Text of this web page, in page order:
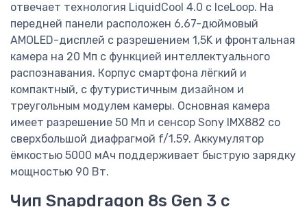
отвечает технология LiquidCool 4.0 с IceLoop. На
передней панели расположен 6,67-дюймовый
AMOLED-дисплей с разрешением 1,5K и фронтальная
камера на 20 Мп с функцией интеллектуального
распознавания. Корпус смартфона лёгкий и
компактный, с футуристичным дизайном и
треугольным модулем камеры. Основная камера
имеет разрешение 50 Мп и сенсор Sony IMX882 со
сверхбольшой диафрагмой f/1.59. Аккумулятор
ёмкостью 5000 мАч поддерживает быструю зарядку
мощностью 90 Вт.
Чип Snapdragon 8s Gen 3 с